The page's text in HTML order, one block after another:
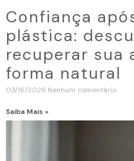
Confiança
plástica:
recuperar sua
forma natural
03/16/2026 Nenhum comentário
Saiba Mais »